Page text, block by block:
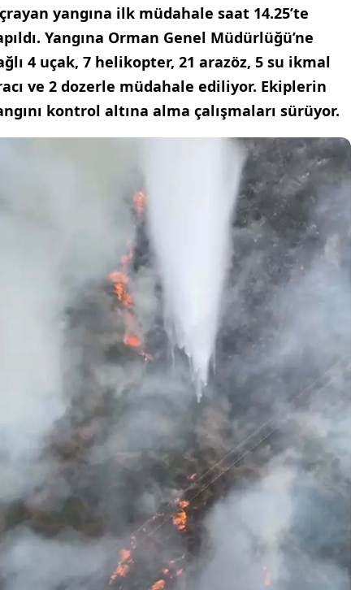
yangına ilk müdahale saat 14.25’te
Yangına Orman Genel Müdürlüğü’ne
4 uçak, 7 helikopter, 21 arazöz, 5 su ikmal
ve 2 dozerle müdahale ediliyor. Ekiplerin
kontrol altına alma çalışmaları sürüyor.